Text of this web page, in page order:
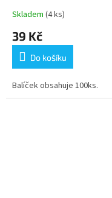
Skladem (4 ks)
39 Kč
Do košíku
Balíček obsahuje 100ks.